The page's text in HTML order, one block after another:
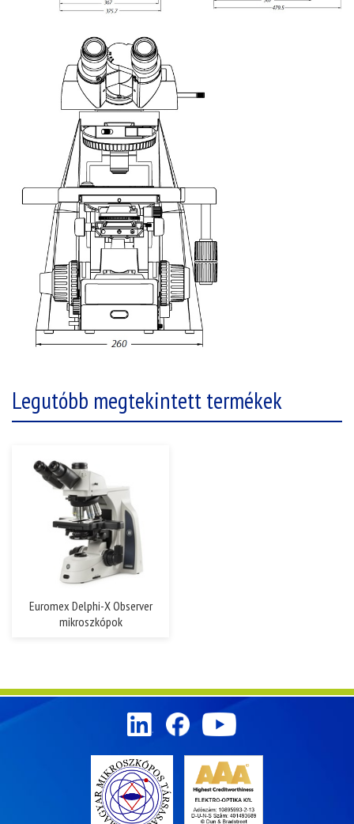
Legutóbb megtekintett termékek
Euromex Delphi-X Observer
mikroszkópok